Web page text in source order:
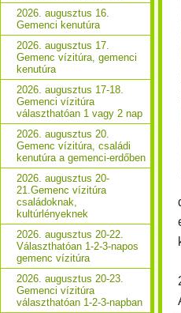
2026. augusztus 16.
Gemenci kenutúra
2026. augusztus 17.
Gemenc vízitúra, gemenci
kenutúra
2026. augusztus 17-18.
Gemenci vízitúra
választhatóan 1 vagy 2 nap
2026. augusztus 20.
Gemenc vízitúra, családi
kenutúra a gemenci-erdőben
2026. augusztus 20-
21.Gemenc vízitúra
családoknak,
kultúrlényeknek
2026. augusztus 20-22.
Választhatóan 1-2-3-napos
gemenc vízitúra
2026. augusztus 20-23.
Gemenci vízitúra
választhatóan 1-2-3-napban